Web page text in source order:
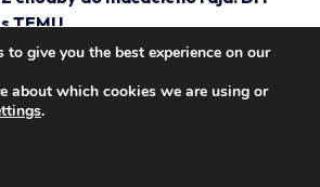
s TEMU
DOMOV & ZÁHRADA
Slivka MIRABELKA v črepníku –
sladké a aromatické plody aj do
to give you the best experience on our
about which cookies we are using or
.